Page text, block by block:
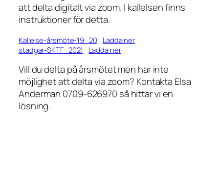
att delta digitalt via zoom. I kallelsen finns
instruktioner för detta.
Kallelse-årsmöte-19_20
Ladda ner
stadgar-SKTF_2021
Ladda ner
Vill du delta på årsmötet men har inte
möjlighet att delta via zoom? Kontakta Elsa
Anderman 0709-626970 så hittar vi en
lösning.